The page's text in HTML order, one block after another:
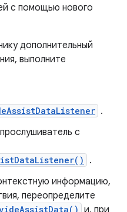
с помощью нового
дополнительный
выполните
.
с
.
информацию,
переопределите
и, при